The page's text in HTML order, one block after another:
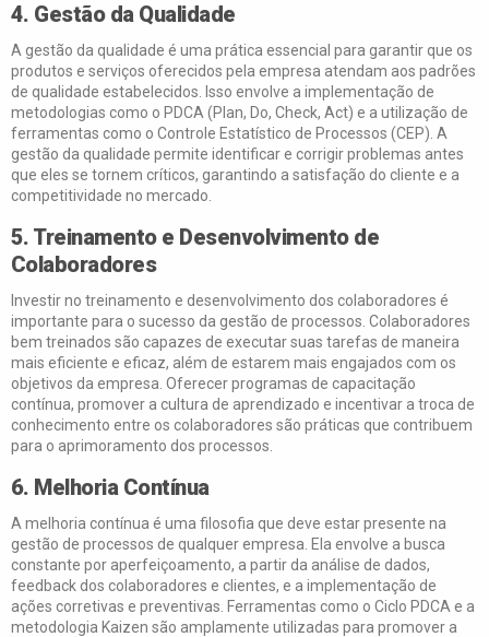
4. Gestão da Qualidade
A gestão da qualidade é uma prática essencial para garantir que os
produtos e serviços oferecidos pela empresa atendam aos padrões
de qualidade estabelecidos. Isso envolve a implementação de
metodologias como o PDCA (Plan, Do, Check, Act) e a utilização de
ferramentas como o Controle Estatístico de Processos (CEP). A
gestão da qualidade permite identificar e corrigir problemas antes
que eles se tornem críticos, garantindo a satisfação do cliente e a
competitividade no mercado.
5. Treinamento e Desenvolvimento de
Colaboradores
Investir no treinamento e desenvolvimento dos colaboradores é
importante para o sucesso da gestão de processos. Colaboradores
bem treinados são capazes de executar suas tarefas de maneira
mais eficiente e eficaz, além de estarem mais engajados com os
objetivos da empresa. Oferecer programas de capacitação
contínua, promover a cultura de aprendizado e incentivar a troca de
conhecimento entre os colaboradores são práticas que contribuem
para o aprimoramento dos processos.
6. Melhoria Contínua
A melhoria contínua é uma filosofia que deve estar presente na
gestão de processos de qualquer empresa. Ela envolve a busca
constante por aperfeiçoamento, a partir da análise de dados,
feedback dos colaboradores e clientes, e a implementação de
ações corretivas e preventivas. Ferramentas como o Ciclo PDCA e a
metodologia Kaizen são amplamente utilizadas para promover a